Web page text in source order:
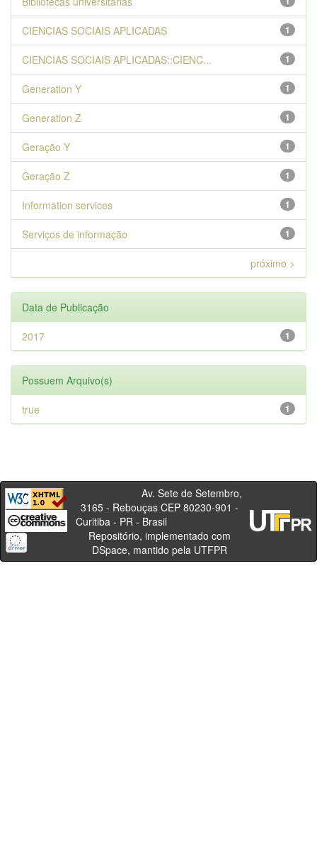
1
CIENCIAS SOCIAIS APLICADAS
1
CIENCIAS SOCIAIS APLICADAS::CIENC...
1
Generation Y
1
Generation Z
1
Geração Y
1
Geração Z
1
Information services
1
Serviços de informação
próximo >
Data de Publicação
1
2017
Possuem Arquivo(s)
1
true
Av. Sete de Setembro,
3165 - Rebouças CEP 80230-901 -
Curitiba - PR - Brasil
Repositório, implementado com
DSpace, mantido pela UTFPR